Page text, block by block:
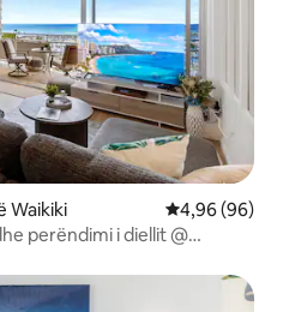
Waikiki Vlerësimi
4,96 (96)
perëndimi i diellit @